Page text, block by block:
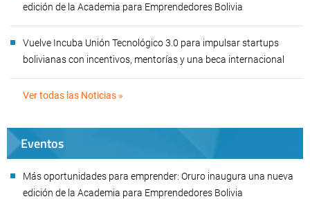
edición de la Academia para Emprendedores Bolivia
Vuelve Incuba Unión Tecnológico 3.0 para impulsar startups
bolivianas con incentivos, mentorías y una beca internacional
Ver todas las Noticias »
Eventos
Más oportunidades para emprender: Oruro inaugura una nueva
edición de la Academia para Emprendedores Bolivia